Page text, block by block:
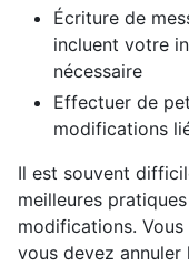
Écriture de
incluent votre
nécessaire
Effectuer de
modifications
Il est souvent
meilleures
modifications.
vous devez